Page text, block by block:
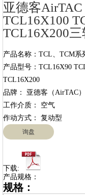
亚德客
TCL16X100
TCL16X200
产品名称：TCL、TCM系
产品型号：TCL16X90
TCL16X200
品牌： 亚德客（AirTAC）
工作介质： 空气
询盘
下载:
产品规格：
规格：